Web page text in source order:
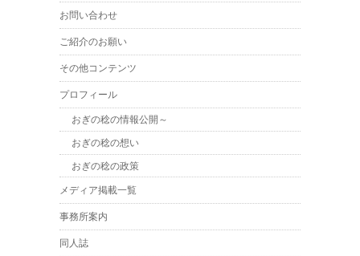
お問い合わせ
ご紹介のお願い
その他コンテンツ
プロフィール
おぎの稔の情報公開～
おぎの稔の想い
おぎの稔の政策
メディア掲載一覧
事務所案内
同人誌